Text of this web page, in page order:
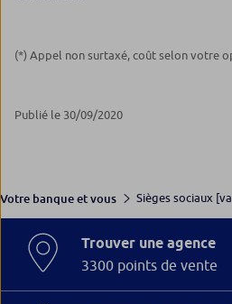
(*) Appel non surtaxé, coût selon votre
Publié le 30/09/2020
Votre banque et vous Sièges sociaux
Trouver une agence
3300 points de vente